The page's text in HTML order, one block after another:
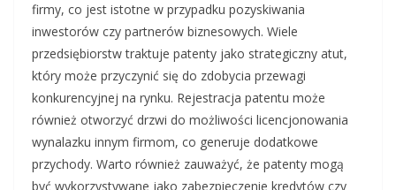
firmy, co jest istotne w przypadku pozyskiwania
inwestorów czy partnerów biznesowych. Wiele
przedsiębiorstw traktuje patenty jako strategiczny atut,
który może przyczynić się do zdobycia przewagi
konkurencyjnej na rynku. Rejestracja patentu może
również otworzyć drzwi do możliwości licencjonowania
wynalazku innym firmom, co generuje dodatkowe
przychody. Warto również zauważyć, że patenty mogą
być wykorzystywane jako zabezpieczenie kredytów czy